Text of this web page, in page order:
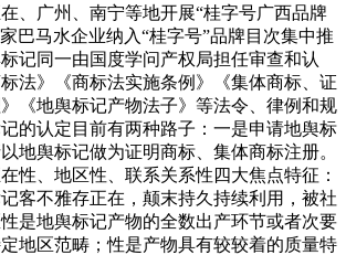
、广州、南宁等地开展“桂字号广西品牌
巴马水企业纳入“桂字号”品牌目次集中推
记同一由国度学问产权局担任审查和认
法》《商标法实施条例》《集体商标、证
《地舆标记产物法子》等法令、律例和规
的认定目前有两种路子：一是申请地舆标
地舆标记做为证明商标、集体商标注册。
性、地区性、联系关系性四大焦点特征：
客不雅存正在，颠末持久持续利用，被社
是地舆标记产物的全数出产环节或者次要
地区范畴；性是产物具有较较着的质量特